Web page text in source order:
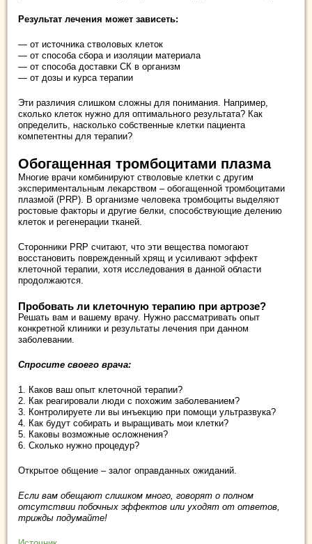
Результат лечения может зависеть:
— от источника стволовых клеток
— от способа сбора и изоляции материала
— от способа доставки СК в организм
— от дозы и курса терапии
Эти различия слишком сложны для понимания. Например,
сколько клеток нужно для оптимального результата? Как
определить, насколько собственные клетки пациента
компетентны для терапии?
Обогащенная тромбоцитами плазма
Многие врачи комбинируют стволовые клетки с другим
экспериментальным лекарством – обогащенной тромбоцитами
плазмой (PRP). В организме человека тромбоциты выделяют
ростовые факторы и другие белки, способствующие делению
клеток и регенерации тканей.
Сторонники PRP считают, что эти вещества помогают
восстановить поврежденный хрящ и усиливают эффект
клеточной терапии, хотя исследования в данной области
продолжаются.
Пробовать ли клеточную терапию при артрозе?
Решать вам и вашему врачу. Нужно рассматривать опыт
конкретной клиники и результаты лечения при данном
заболевании.
Спросите своего врача:
1. Каков ваш опыт клеточной терапии?
2. Как реагировали люди с похожим заболеванием?
3. Контролируете ли вы инъекцию при помощи ультразвука?
4. Как будут собирать и выращивать мои клетки?
5. Каковы возможные осложнения?
6. Сколько нужно процедур?
Открытое общение – залог оправданных ожиданий.
Если вам обещают слишком много, говорят о полном
отсутствии побочных эффектов или уходят от ответов,
трижды подумайте!